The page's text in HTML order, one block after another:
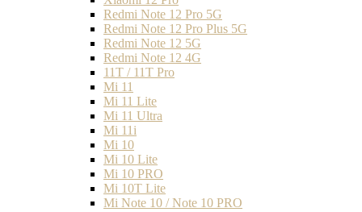
Redmi Note 12 Pro 5G
Redmi Note 12 Pro Plus 5G
Redmi Note 12 5G
Redmi Note 12 4G
11T / 11T Pro
Mi 11
Mi 11 Lite
Mi 11 Ultra
Mi 11i
Mi 10
Mi 10 Lite
Mi 10 PRO
Mi 10T Lite
Mi Note 10 / Note 10 PRO